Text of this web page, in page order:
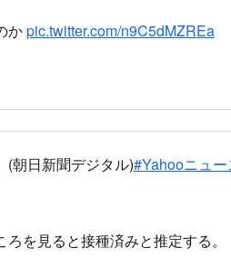
日新聞デジタル)